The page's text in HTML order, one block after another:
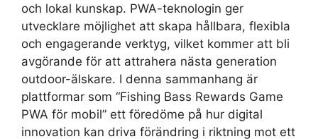
och lokal kunskap. PWA-teknologin ger
utvecklare möjlighet att skapa hållbara, flexibla
och engagerande verktyg, vilket kommer att bli
avgörande för att attrahera nästa generation
outdoor-älskare. I denna sammanhang är
plattformar som “Fishing Bass Rewards Game
PWA för mobil” ett föredöme på hur digital
innovation kan driva förändring i riktning mot ett